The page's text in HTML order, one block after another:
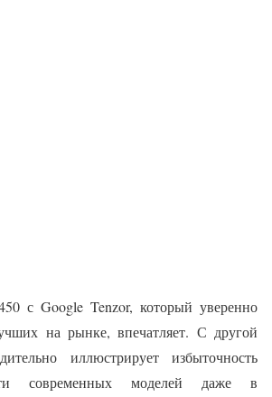
с Google Tenzor, который уверенно
на рынке, впечатляет. С другой
иллюстрирует избыточность
современных моделей даже в